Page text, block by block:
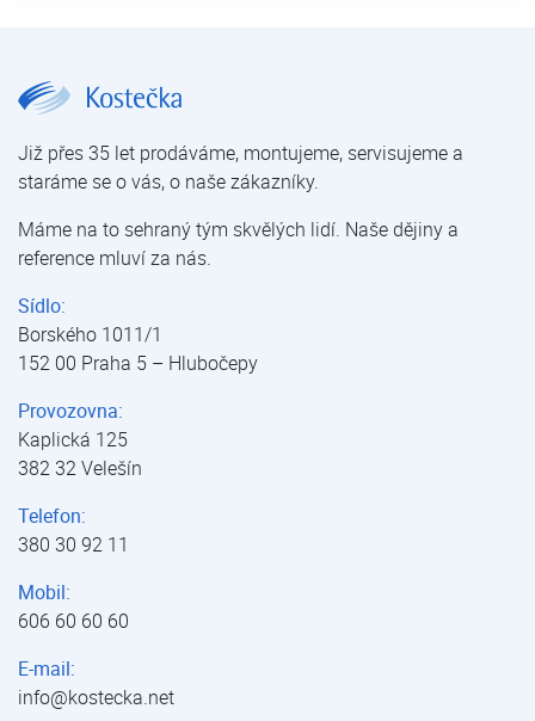
Již přes 35 let prodáváme, montujeme, servisujeme a
staráme se o vás, o naše zákazníky.
Máme na to sehraný tým skvělých lidí. Naše dějiny a
reference mluví za nás.
Sídlo:
Borského 1011/1
152 00 Praha 5 – Hlubočepy
Provozovna:
Kaplická 125
382 32 Velešín
Telefon:
380 30 92 11
Mobil:
606 60 60 60
E-mail:
info@kostecka.net